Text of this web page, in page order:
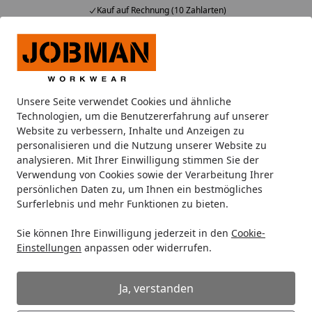
Unsere Seite verwendet Cookies und ähnliche
Technologien, um die Benutzererfahrung auf unserer
Website zu verbessern, Inhalte und Anzeigen zu
personalisieren und die Nutzung unserer Website zu
analysieren. Mit Ihrer Einwilligung stimmen Sie der
Verwendung von Cookies sowie der Verarbeitung Ihrer
persönlichen Daten zu, um Ihnen ein bestmögliches
Surferlebnis und mehr Funktionen zu bieten.
Sie können Ihre Einwilligung jederzeit in den Cookie-
Einstellungen anpassen oder widerrufen.
Ja, verstanden
Kauf auf Rechnung (10 Zahlarten)
Alle Produkte
Mein Konto
Suchen
Startseite
Hilfe bei der Bestellung
Wo bekomme ich Hilfe bei der
Bestellung?
Etwas hakt und Sie kommen nicht weiter?
freundlichen Kundenservice. Unsere Fachberater helfen
Ihnen persönlich weiter.